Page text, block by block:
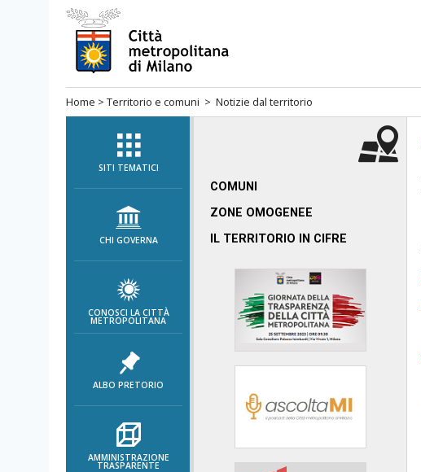
Salta
al
menù
navigazione
Salta
al
menù
navigazione
interna
Salta
contenuto
Salta
area
banner
Salta
footer
Home > Territorio e comuni > Notizie dal territorio
SITI TEMATICI
CHI GOVERNA
CONOSCI LA CITTÀ
METROPOLITANA
ALBO PRETORIO
AMMINISTRAZIONE
TRASPARENTE
COMUNI
ZONE OMOGENEE
IL TERRITORIO IN CIFRE